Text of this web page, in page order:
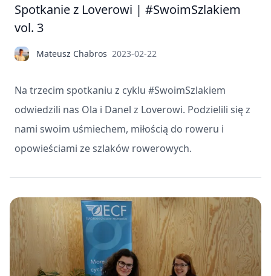
Spotkanie z Loverowi | #SwoimSzlakiem
vol. 3
Mateusz Chabros 2023-02-22
Na trzecim spotkaniu z cyklu #SwoimSzlakiem
odwiedzili nas Ola i Danel z Loverowi. Podzielili się z
nami swoim uśmiechem, miłością do roweru i
opowieściami ze szlaków rowerowych.